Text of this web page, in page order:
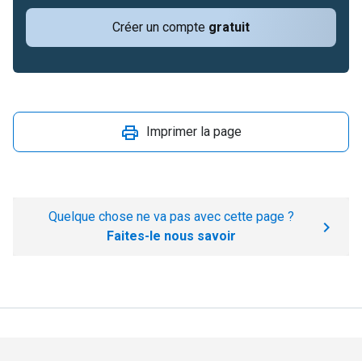
Créer un compte gratuit
Imprimer la page
Quelque chose ne va pas avec cette page ?
Faites-le nous savoir